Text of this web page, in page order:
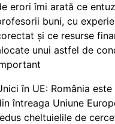
erori îmi arată ce
buni, cu
și ce resurse
unui astfel de
în UE: România
întreaga Uniune
cheltuielile de